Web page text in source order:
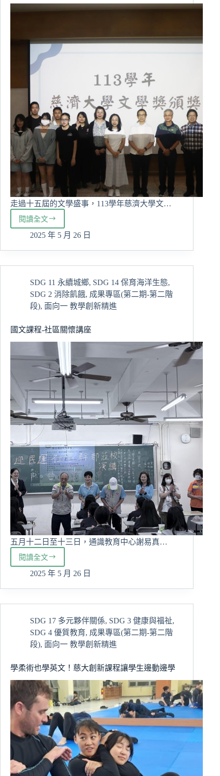
圖
享
走過十五屆的文學盛事，113學年慈濟大學文…
閱讀全文
113
學
慈
濟
學
文
學
2025 年 5 月 26 日
SDG 11 永續城鄉, SDG 14 保育海洋生態,
SDG 2 消除飢餓, 成果專區(第二期-第二階
段), 面向一 教學創新精進
國文課程-社區關懷講座
五月十二日至十三日，通識教育中心謝易真…
閱讀全文
國
文
社
關
懷
講
2025 年 5 月 26 日
SDG 17 多元夥伴關係, SDG 3 健康與福祉,
SDG 4 優質教育, 成果專區(第二期-第二階
段), 面向一 教學創新精進
學柔術也學英文！慈大創新課程讓學生邊動邊學